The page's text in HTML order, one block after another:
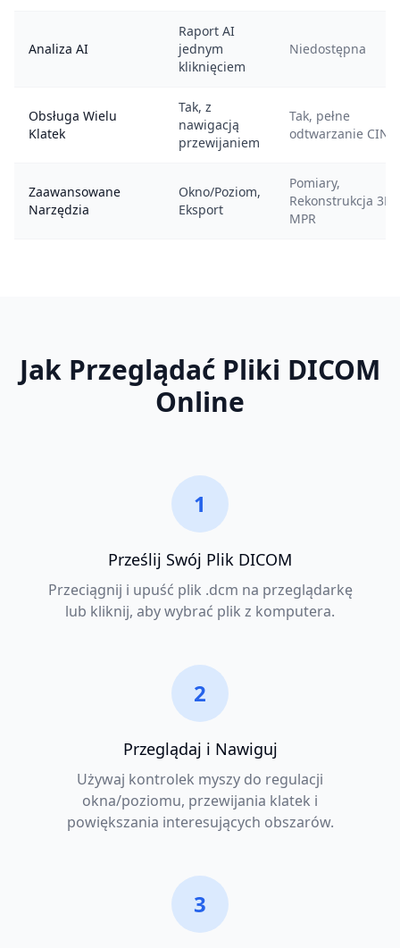
Analiza AI
Raport AI
jednym
kliknięciem
Niedostępna
Obsługa Wielu
Klatek
Tak, z
nawigacją
przewijaniem
Tak, pełne
odtwarzanie CINE
Zaawansowane
Narzędzia
Okno/Poziom,
Eksport
Pomiary,
Rekonstrukcja 3D,
MPR
Jak Przeglądać Pliki DICOM
Online
1
Prześlij Swój Plik DICOM
Przeciągnij i upuść plik .dcm na przeglądarkę
lub kliknij, aby wybrać plik z komputera.
2
Przeglądaj i Nawiguj
Używaj kontrolek myszy do regulacji
okna/poziomu, przewijania klatek i
powiększania interesujących obszarów.
3